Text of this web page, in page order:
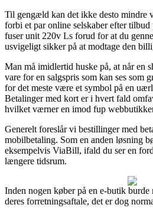
Til gengæld kan det ikke desto mindre
forbi et par online selskaber efter
fuser unit 220v Ls forud for at du
usvigeligt sikker på at modtage den
Man må imidlertid huske på, at når en
vare for en salgspris som kan ses som
for det meste være et symbol på en
Betalinger med kort er i hvert fald
hvilket værner en imod fup
Generelt foreslår vi bestillinger med
mobilbetaling. Som en anden løsning
eksempelvis ViaBill, ifald du ser en
længere tidsrum.
Inden nogen køber på en e-butik burde
deres forretningsaftale, det er dog